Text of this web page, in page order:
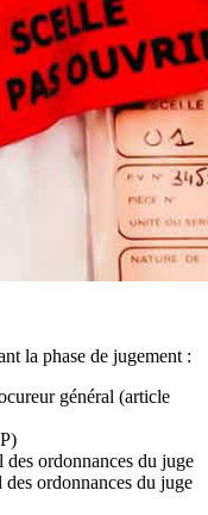
la phase de jugement :
général (article
ordonnances du juge
ordonnances du juge